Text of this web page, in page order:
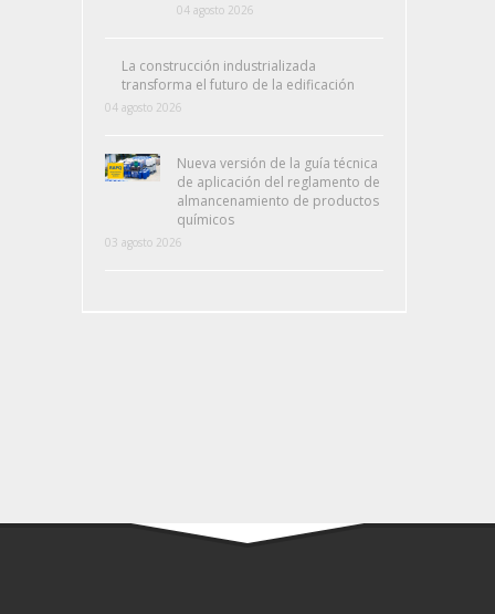
04 agosto 2026
La construcción industrializada
transforma el futuro de la edificación
04 agosto 2026
Nueva versión de la guía técnica
de aplicación del reglamento de
almancenamiento de productos
químicos
03 agosto 2026